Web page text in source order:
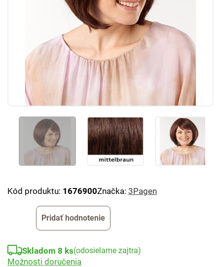
Kód produktu: 1676900Značka: 3Pagen
Pridať hodnotenie
Skladom 8 ks(odosielame zajtra)
Možnosti doručenia